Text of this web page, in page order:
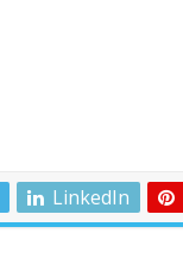
LinkedIn